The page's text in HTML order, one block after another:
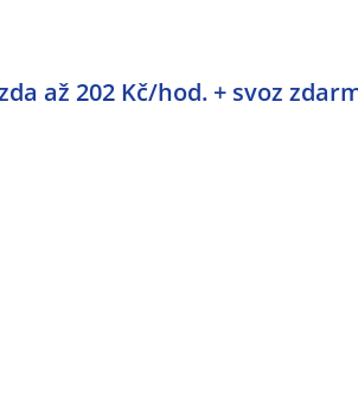
až 202 Kč/hod. + svoz